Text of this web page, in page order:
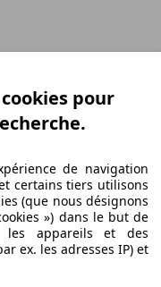
pour
de navigation
certains tiers utilisons
(que nous désignons
») dans le but de
les appareils et des
ex. les adresses IP) et